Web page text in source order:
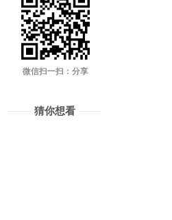
微信扫一扫：分享
猜你想看